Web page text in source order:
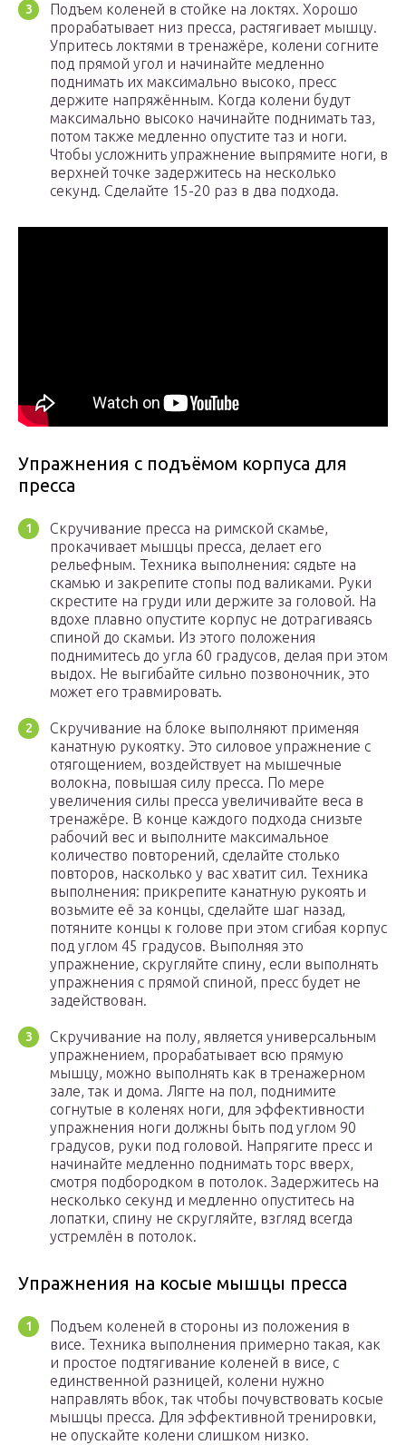
Подъем коленей в стойке на локтях. Хорошо
прорабатывает низ пресса, растягивает мышцу.
Упритесь локтями в тренажёре, колени согните
под прямой угол и начинайте медленно
поднимать их максимально высоко, пресс
держите напряжённым. Когда колени будут
максимально высоко начинайте поднимать таз,
потом также медленно опустите таз и ноги.
Чтобы усложнить упражнение выпрямите ноги, в
верхней точке задержитесь на несколько
секунд. Сделайте 15-20 раз в два подхода.
Упражнения с подъёмом корпуса для
пресса
Скручивание пресса на римской скамье,
прокачивает мышцы пресса, делает его
рельефным. Техника выполнения: сядьте на
скамью и закрепите стопы под валиками. Руки
скрестите на груди или держите за головой. На
вдохе плавно опустите корпус не дотрагиваясь
спиной до скамьи. Из этого положения
поднимитесь до угла 60 градусов, делая при этом
выдох. Не выгибайте сильно позвоночник, это
может его травмировать.
Скручивание на блоке выполняют применяя
канатную рукоятку. Это силовое упражнение с
отягощением, воздействует на мышечные
волокна, повышая силу пресса. По мере
увеличения силы пресса увеличивайте веса в
тренажёре. В конце каждого подхода снизьте
рабочий вес и выполните максимальное
количество повторений, сделайте столько
повторов, насколько у вас хватит сил. Техника
выполнения: прикрепите канатную рукоять и
возьмите её за концы, сделайте шаг назад,
потяните концы к голове при этом сгибая корпус
под углом 45 градусов. Выполняя это
упражнение, скругляйте спину, если выполнять
упражнения с прямой спиной, пресс будет не
задействован.
Скручивание на полу, является универсальным
упражнением, прорабатывает всю прямую
мышцу, можно выполнять как в тренажерном
зале, так и дома. Лягте на пол, поднимите
согнутые в коленях ноги, для эффективности
упражнения ноги должны быть под углом 90
градусов, руки под головой. Напрягите пресс и
начинайте медленно поднимать торс вверх,
смотря подбородком в потолок. Задержитесь на
несколько секунд и медленно опуститесь на
лопатки, спину не скругляйте, взгляд всегда
устремлён в потолок.
Упражнения на косые мышцы пресса
Подъем коленей в стороны из положения в
висе. Техника выполнения примерно такая, как
и простое подтягивание коленей в висе, с
единственной разницей, колени нужно
направлять вбок, так чтобы почувствовать косые
мышцы пресса. Для эффективной тренировки,
не опускайте колени слишком низко.